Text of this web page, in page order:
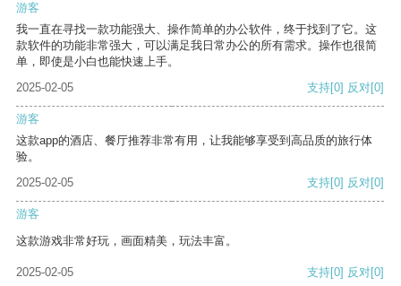
游客
我一直在寻找一款功能强大、操作简单的办公软件，终于找到了它。这
款软件的功能非常强大，可以满足我日常办公的所有需求。操作也很简
单，即使是小白也能快速上手。
2025-02-05
支持[0] 反对[0]
游客
这款app的酒店、餐厅推荐非常有用，让我能够享受到高品质的旅行体
验。
2025-02-05
支持[0] 反对[0]
游客
这款游戏非常好玩，画面精美，玩法丰富。
2025-02-05 支持[0] 反对[0]